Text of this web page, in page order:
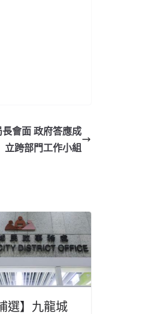
長會面 政府答應成
立跨部門工作小組
選】九龍城